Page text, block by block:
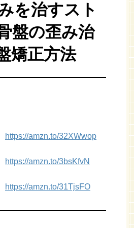
を治すスト
盤の歪み治
矯正方法
https://amzn.to/32XWwop
https://amzn.to/3bsKfvN
https://amzn.to/31TjsFO